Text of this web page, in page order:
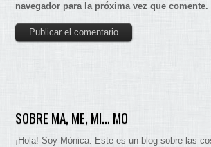
navegador para la próxima vez que comente.
SOBRE MA, ME, MI… MO
¡Hola! Soy Mònica. Este es un blog sobre las